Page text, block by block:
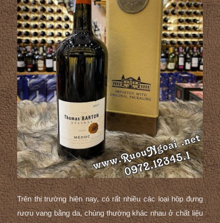
Trên thị trường hiện nay, có rất nhiều các loại hộp đựng
rượu vang bằng da, chúng thường khác nhau ở chất liệu